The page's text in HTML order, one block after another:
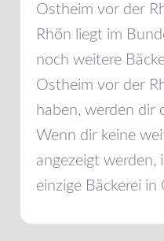
Ostheim vor der
Rhön liegt im
noch weitere
Ostheim vor der
haben, werden dir
Wenn dir keine
angezeigt werden,
einzige Bäckerei in